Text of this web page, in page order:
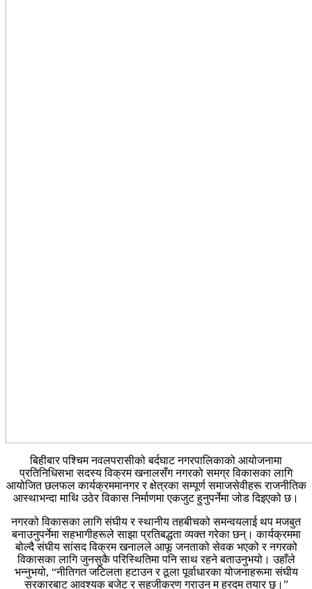
बिहीबार पश्चिम नवलपरासीको बर्दघाट नगरपालिकाको आयोजनामा
प्रतिनिधिसभा सदस्य विक्रम खनालसँग नगरको समग्र विकासका लागि
आयोजित छलफल कार्यक्रममानगर र क्षेत्रका सम्पूर्ण समाजसेवीहरू राजनीतिक
आस्थाभन्दा माथि उठेर विकास निर्माणमा एकजुट हुनुपर्नेमा जोड दिइएको छ।
नगरको विकासका लागि संघीय र स्थानीय तहबीचको समन्वयलाई थप मजबुत
बनाउनुपर्नेमा सहभागीहरूले साझा प्रतिबद्धता व्यक्त गरेका छन्। कार्यक्रममा
बोल्दै संघीय सांसद विक्रम खनालले आफू जनताको सेवक भएको र नगरको
विकासका लागि जुनसुकै परिस्थितिमा पनि साथ रहने बताउनुभयो। उहाँले
भन्नुभयो, “नीतिगत जटिलता हटाउन र ठूला पूर्वाधारका योजनाहरूमा संघीय
सरकारबाट आवश्यक बजेट र सहजीकरण गराउन म हरदम तयार छु।”